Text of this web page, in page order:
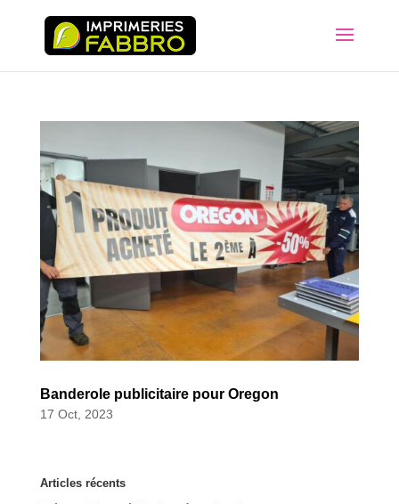
Banderole publicitaire pour Oregon
17 Oct, 2023
Articles récents